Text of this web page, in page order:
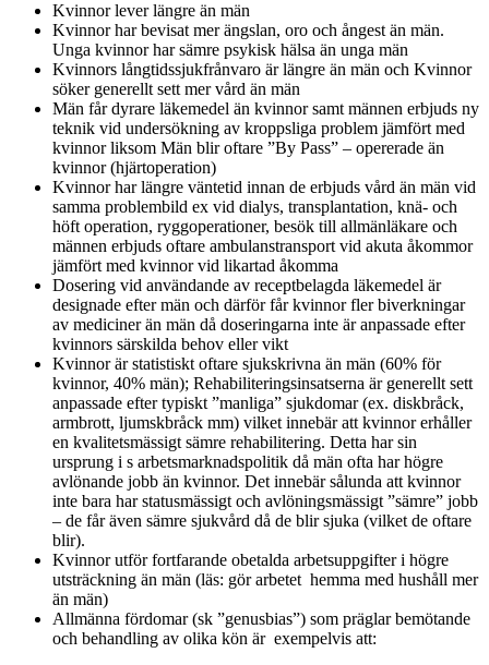
Kvinnor lever längre än män
Kvinnor har bevisat mer ängslan, oro och ångest än män.
Unga kvinnor har sämre psykisk hälsa än unga män
Kvinnors långtidssjukfrånvaro är längre än män och Kvinnor
söker generellt sett mer vård än män
Män får dyrare läkemedel än kvinnor samt männen erbjuds ny
teknik vid undersökning av kroppsliga problem jämfört med
kvinnor liksom Män blir oftare ”By Pass” – opererade än
kvinnor (hjärtoperation)
Kvinnor har längre väntetid innan de erbjuds vård än män vid
samma problembild ex vid dialys, transplantation, knä- och
höft operation, ryggoperationer, besök till allmänläkare och
männen erbjuds oftare ambulanstransport vid akuta åkommor
jämfört med kvinnor vid likartad åkomma
Dosering vid användande av receptbelagda läkemedel är
designade efter män och därför får kvinnor fler biverkningar
av mediciner än män då doseringarna inte är anpassade efter
kvinnors särskilda behov eller vikt
Kvinnor är statistiskt oftare sjukskrivna än män (60% för
kvinnor, 40% män); Rehabiliteringsinsatserna är generellt sett
anpassade efter typiskt ”manliga” sjukdomar (ex. diskbråck,
armbrott, ljumskbråck mm) vilket innebär att kvinnor erhåller
en kvalitetsmässigt sämre rehabilitering. Detta har sin
ursprung i s arbetsmarknadspolitik då män ofta har högre
avlönande jobb än kvinnor. Det innebär sålunda att kvinnor
inte bara har statusmässigt och avlöningsmässigt ”sämre” jobb
– de får även sämre sjukvård då de blir sjuka (vilket de oftare
blir).
Kvinnor utför fortfarande obetalda arbetsuppgifter i högre
utsträckning än män (läs: gör arbetet hemma med hushåll mer
än män)
Allmänna fördomar (sk ”genusbias”) som präglar bemötande
och behandling av olika kön är exempelvis att: